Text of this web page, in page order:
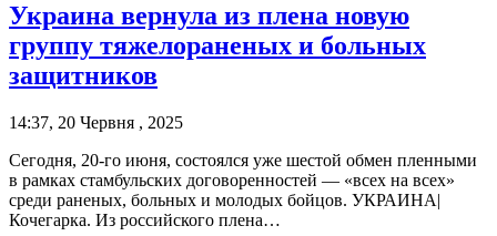
Украина вернула из плена новую
группу тяжелораненых и больных
защитников
14:37, 20 Червня , 2025
Сегодня, 20-го июня, состоялся уже шестой обмен пленными
в рамках стамбульских договоренностей — «всех на всех»
среди раненых, больных и молодых бойцов. УКРАИНА|
Кочегарка. Из российского плена…